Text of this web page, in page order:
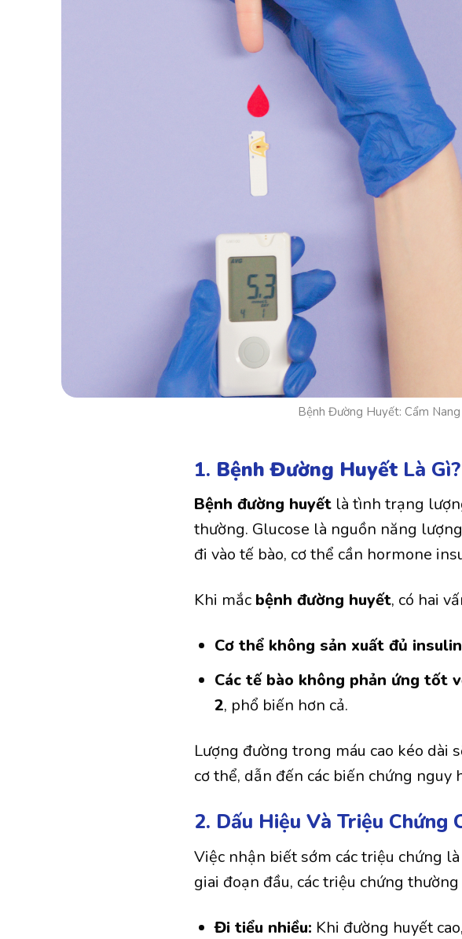
Bệnh Đường Huyết: Cẩm
1. Bệnh Đường Huyết Là Gì?
Bệnh đường huyết là tình trạng
thường. Glucose là nguồn năng
đi vào tế bào, cơ thể cần hormone
Khi mắc bệnh đường huyết, có hai
Cơ thể không sản xuất đủ
Các tế bào không phản ứng tốt
2, phổ biến hơn cả.
Lượng đường trong máu cao kéo dài
cơ thể, dẫn đến các biến chứng nguy
2. Dấu Hiệu Và Triệu Chứng
Việc nhận biết sớm các triệu chứng
giai đoạn đầu, các triệu chứng
Đi tiểu nhiều: Khi đường huyết